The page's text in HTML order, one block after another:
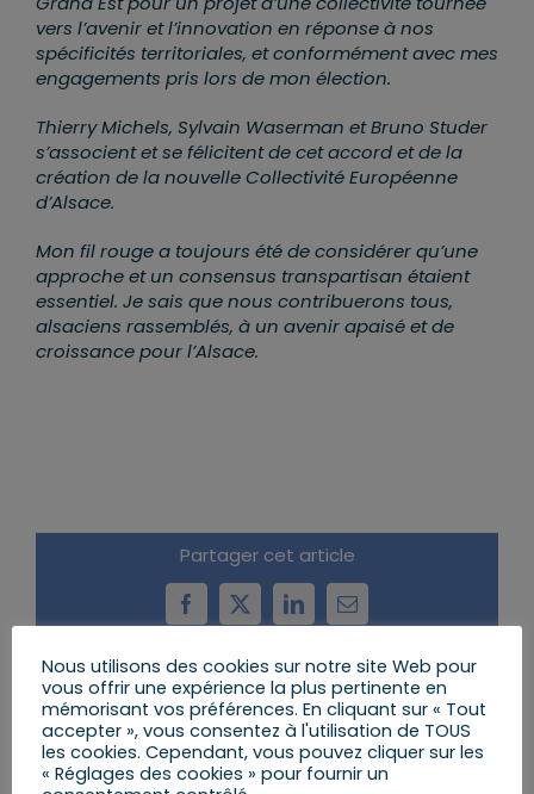
vers l’avenir et l’innovation en réponse à nos
spécificités territoriales, et conformément avec mes
engagements pris lors de mon élection.
Thierry Michels, Sylvain Waserman et Bruno Studer
s’associent et se félicitent de cet accord et de la
création de la nouvelle Collectivité Européenne
d’Alsace.
Mon fil rouge a toujours été de considérer qu’une
approche et un consensus transpartisan étaient
essentiel. Je sais que nous contribuerons tous,
alsaciens rassemblés, à un avenir apaisé et de
croissance pour l’Alsace.
Partager cet article
Facebook
X LinkedInEmail
Articles similaires
Nous utilisons des cookies sur notre site Web pour
vous offrir une expérience la plus pertinente en
mémorisant vos préférences. En cliquant sur « Tout
accepter », vous consentez à l'utilisation de TOUS
les cookies. Cependant, vous pouvez cliquer sur les
« Réglages des cookies » pour fournir un